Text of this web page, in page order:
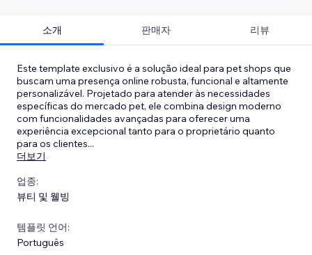
소개 판매자 리뷰
Este template exclusivo é a solução ideal para pet shops que
buscam uma presença online robusta, funcional e altamente
personalizável. Projetado para atender às necessidades
específicas do mercado pet, ele combina design moderno
com funcionalidades avançadas para oferecer uma
experiência excepcional tanto para o proprietário quanto
para os clientes...
더보기
업종:
뷰티 및 웰빙
템플릿 언어:
Português